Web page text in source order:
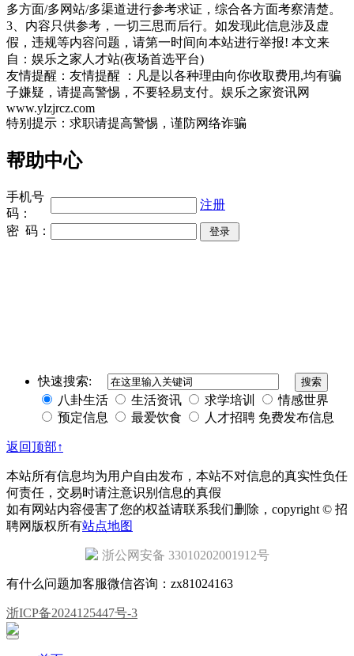
多方面/多网站/多渠道进行参考求证，综合各方面考察清楚。
3、内容只供参考，一切三思而后行。如发现此信息涉及虚
假，违规等内容问题，请第一时间向本站进行举报! 本文来
自：娱乐之家人才站(夜场首选平台)
友情提醒：友情提醒 ：凡是以各种理由向你收取费用,均有骗
子嫌疑，请提高警惕，不要轻易支付。娱乐之家资讯网
www.ylzjrcz.com
特别提示：求职请提高警惕，谨防网络诈骗
帮助中心
手机号
码：
注册
密 码：
快速搜索:
八卦生活
生活资讯 求学培训
情感世界
预定信息
最爱饮食 人才招聘 免费发布信息
返回顶部↑
本站所有信息均为用户自由发布，本站不对信息的真实性负任
何责任，交易时请注意识别信息的真假
如有网站内容侵害了您的权益请联系我们删除，copyright © 招
聘网版权所有站点地图
浙公网安备 33010202001912号
有什么问题加客服微信咨询：zx81024163
浙ICP备2024125447号-3